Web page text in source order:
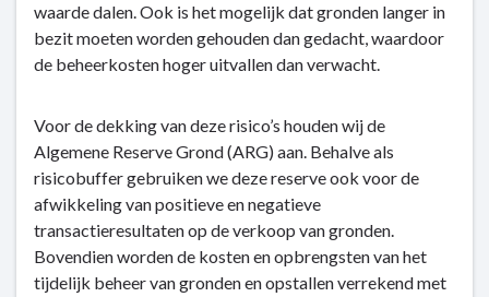
waarde dalen. Ook is het mogelijk dat gronden langer in
bezit moeten worden gehouden dan gedacht, waardoor
de beheerkosten hoger uitvallen dan verwacht.
Voor de dekking van deze risico’s houden wij de
Algemene Reserve Grond (ARG) aan. Behalve als
risicobuffer gebruiken we deze reserve ook voor de
afwikkeling van positieve en negatieve
transactieresultaten op de verkoop van gronden.
Bovendien worden de kosten en opbrengsten van het
tijdelijk beheer van gronden en opstallen verrekend met